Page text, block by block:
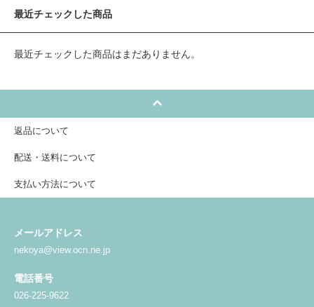
最近チェックした商品
最近チェックした商品はまだありません。
返品について
配送・送料について
支払い方法について
メールアドレス
nekoya@view.ocn.ne.jp
電話番号
026-225-9622